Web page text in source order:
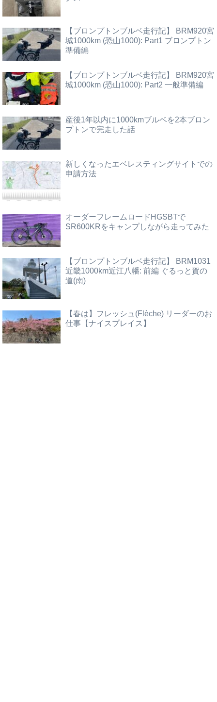
【ブロンプトンブルベ走行記】 BRM920宮
城1000km (恐山1000): Part1 ブロンプトン
準備編
【ブロンプトンブルベ走行記】 BRM920宮
城1000km (恐山1000): Part2 一般準備編
産後1年以内に1000kmブルベを2本ブロン
プトンで完走した話
新しくなったエベレスティングサイトでの
申請方法
オーダーフレームロードHGSBTで
SR600KRをキャンプしながら走ってみた
【ブロンプトンブルベ走行記】 BRM1031
近畿1000km近江八幡: 前編 ぐるっと賀の
道(南)
【春は】フレッシュ(Flèche) リーダーのお
仕事【ナイスプレイス】